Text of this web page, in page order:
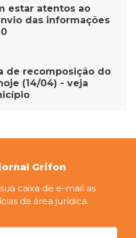
estar atentos ao
das informações
de recomposição do
(14/04) - veja
Grifon
caixa de e-mail as
da área jurídica.